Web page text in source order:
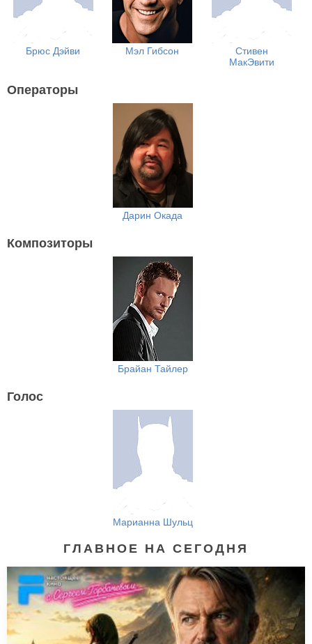
Брюс Дэйви Мэл Гибсон
Стивен
МакЭвити
Операторы
Дарин Окада
Композиторы
Брайан Тайлер
Голос
Марианна Шульц
ГЛАВНОЕ НА СЕГОДНЯ